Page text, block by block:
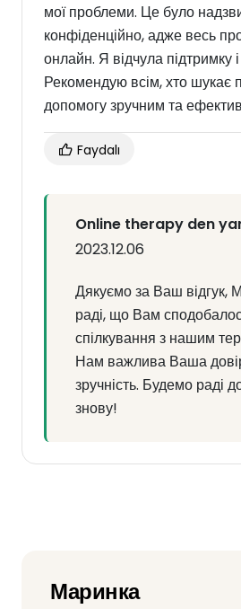
мої проблеми. Це було
конфіденційно, адже весь
онлайн. Я відчула підтримку
Рекомендую всім, хто шукає
допомогу зручним та
Faydalı
Online therapy den
2023.12.06
Дякуємо за Ваш відгук,
раді, що Вам
спілкування з нашим
Нам важлива Ваша
зручність. Будемо раді
знову!
Маринка